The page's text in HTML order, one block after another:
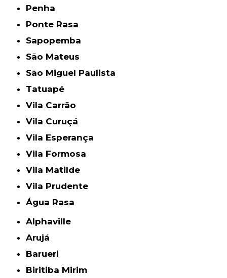
Penha
Ponte Rasa
Sapopemba
São Mateus
São Miguel Paulista
Tatuapé
Vila Carrão
Vila Curuçá
Vila Esperança
Vila Formosa
Vila Matilde
Vila Prudente
Água Rasa
Alphaville
Arujá
Barueri
Biritiba Mirim